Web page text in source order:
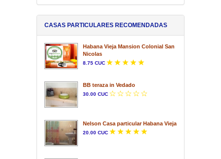
CASAS PARTICULARES RECOMENDADAS
Habana Vieja Mansion Colonial San
Nicolas
8.75 CUC
BB teraza in Vedado
30.00 CUC
Nelson Casa particular Habana Vieja
20.00 CUC